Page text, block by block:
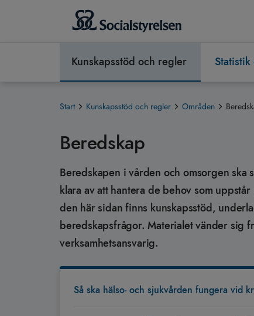
Kunskapsstöd och regler
Start Kunskapsstöd och regler Områden
Beredskap
Beredskapen i vården och omsorgen
klara av att hantera de behov som
den här sidan finns kunskapsstöd,
beredskapsfrågor. Materialet vänder sig
verksamhetsansvarig.
Så ska hälso- och sjukvården fungera vid